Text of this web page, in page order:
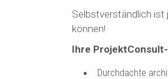
Selbstverständlich ist
können!
Ihre
Durchdachte